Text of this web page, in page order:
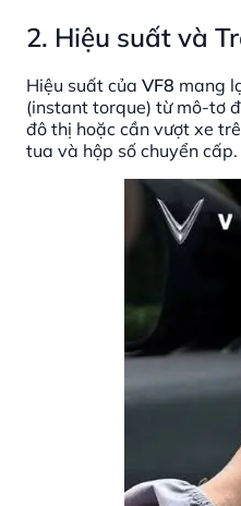
2. Hiệu suất và
Hiệu suất của VF8 mang
(instant torque) từ mô-tơ
đô thị hoặc cần vượt xe
tua và hộp số chuyển cấp.